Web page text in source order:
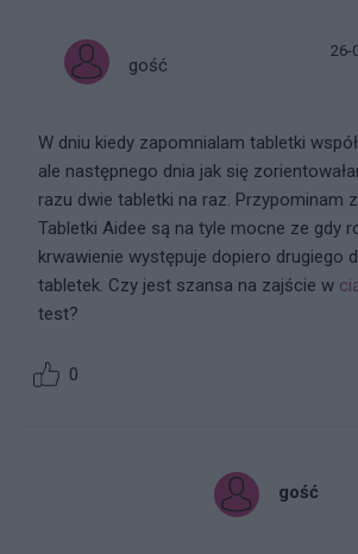
gość
26-
W dniu kiedy zapomnialam tabletki
ale następnego dnia jak się
razu dwie tabletki na raz. Przypominam
Tabletki Aidee są na tyle mocne ze gdy
krwawienie występuje dopiero drugiego
tabletek. Czy jest szansa na zajście w
test?
0
gość